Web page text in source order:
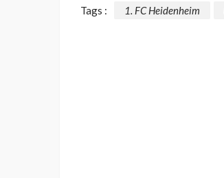
Tags : 1. FC Heidenheim